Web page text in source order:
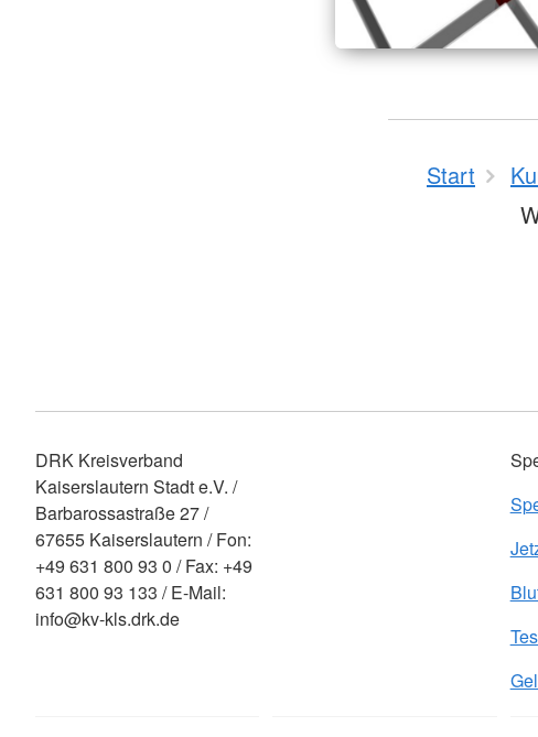
Start
DRK Kreisverband
Kaiserslautern Stadt e.V. /
Barbarossastraße 27 /
67655 Kaiserslautern / Fon:
+49 631 800 93 0 / Fax: +49
631 800 93 133 / E-Mail:
info@kv-kls.drk.de